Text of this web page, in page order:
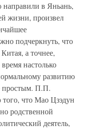
направили в Яньань,
жизни, произвел
подчеркнуть, что
а точнее,
настолько
развитию
простым. П.П.
что Мао Цзэдун
родственной
деятель,